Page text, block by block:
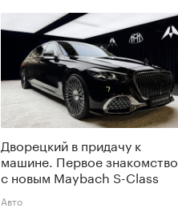
Дворецкий в придачу к
машине. Первое знакомство
с новым Maybach S-Class
Авто